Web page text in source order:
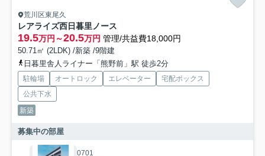
荒川区東尾久
レアライズ西日暮里ノース
19.5万円～20.5万円 管理/共益費18,000円
50.71㎡ (2LDK) /新築 /9階建
日暮里舎人ライナー「熊野前」駅 徒歩2分
駐輪場 オートロック エレベーター
宅配ボックス
公共下水
新築
募集中の部屋
0701